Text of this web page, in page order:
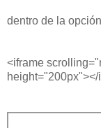
dentro de la opción
<iframe
height="200px"></